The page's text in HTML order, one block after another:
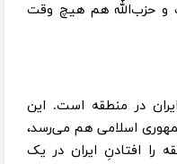
و حزب‌اللّه هم هیچ وقت
در منطقه است. این
اسلامی هم می‌رسد،
را افتادنِ ایران در یک